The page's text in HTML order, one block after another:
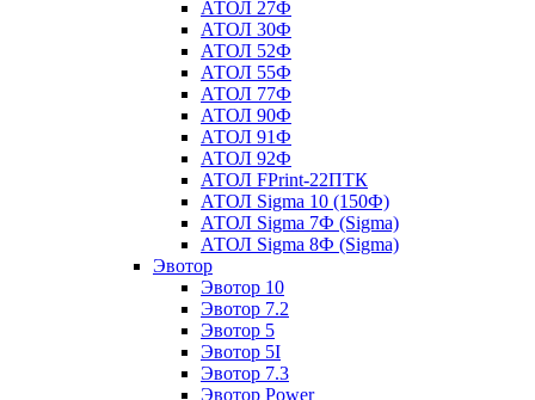
АТОЛ 27Ф
АТОЛ 30Ф
АТОЛ 52Ф
АТОЛ 55Ф
АТОЛ 77Ф
АТОЛ 90Ф
АТОЛ 91Ф
АТОЛ 92Ф
АТОЛ FPrint-22ПТК
АТОЛ Sigma 10 (150Ф)
АТОЛ Sigma 7Ф (Sigma)
АТОЛ Sigma 8Ф (Sigma)
Эвотор
Эвотор 10
Эвотор 7.2
Эвотор 5
Эвотор 5I
Эвотор 7.3
Эвотор Power